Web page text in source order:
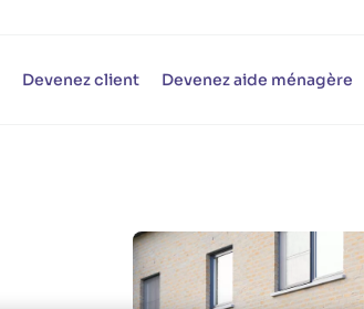
Devenez client Devenez aide ménagère